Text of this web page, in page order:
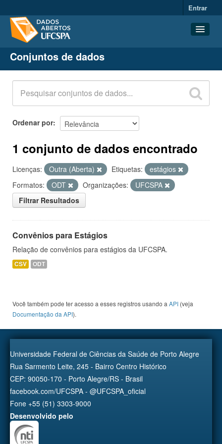
Entrar
Conjuntos de dados
Organizações
Grupos
Sobre
Conjuntos de dados
Ordenar por
1 conjunto de dados encontrado
Licenças: Outra (Aberta) Etiquetas:
estágios
Formatos:
ODT Organizações:
UFCSPA
Filtrar Resultados
Convênios para Estágios
Relação de convênios para estágios da UFCSPA.
CSV ODT
Você também pode ter acesso a esses registros usando a API (veja
Documentação da API).
Universidade Federal de Ciências da Saúde de Porto Alegre
Rua Sarmento Leite, 245 - Bairro Centro Histórico
CEP: 90050-170 - Porto Alegre/RS - Brasil
facebook.com/UFCSPA - @UFCSPA_oficial
Fone +55 (51) 3303-9000
Desenvolvido pelo